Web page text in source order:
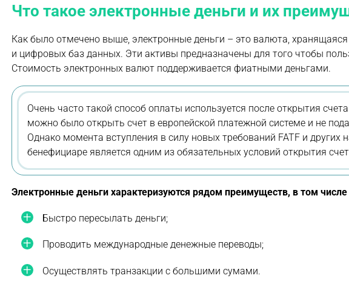
Что такое электронные деньги и их
Как было отмечено выше, электронные деньги – это валюта,
и цифровых баз данных. Эти активы предназначены для того чтобы
Стоимость электронных валют поддерживается фиатными деньгами.
Очень часто такой способ оплаты используется после открытия
можно было открыть счет в европейской платежной системе и не
Однако момента вступления в силу новых требований FATF и
бенефициаре является одним из обязательных условий открытия
Электронные деньги характеризуются рядом преимуществ, в том
Быстро пересылать деньги;
Проводить международные денежные переводы;
Осуществлять транзакции с большими сумами.